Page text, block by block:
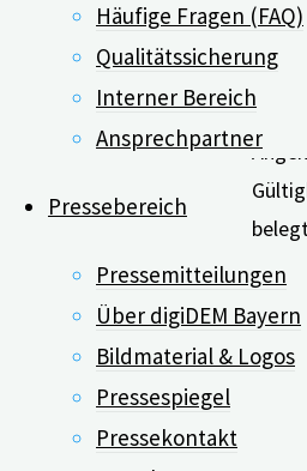
Häufige Fragen (FAQ)
Qualitätssicherung
Interner Bereich
Ansprechpartner
Pressebereich
Pressemitteilungen
Über digiDEM Bayern
Bildmaterial & Logos
Pressespiegel
Pressekontakt
der
mit